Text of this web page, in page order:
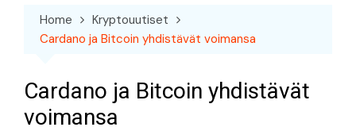
Home
Kryptouutiset
Cardano ja Bitcoin yhdistävät voimansa
Cardano ja Bitcoin yhdistävät
voimansa